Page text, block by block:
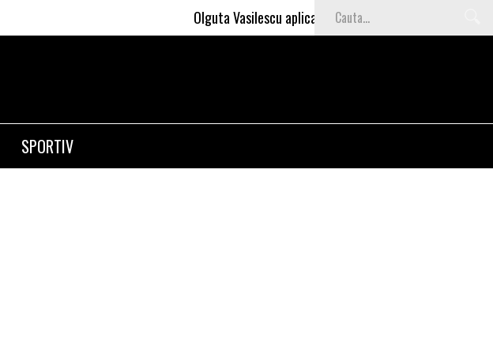
Olguta Vasilescu aplica invataturile lui Nea Marin:
SPORTIV